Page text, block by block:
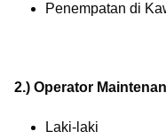
Penempatan di
2.) Operator
Laki-laki